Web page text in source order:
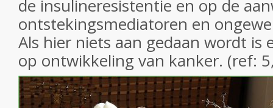
de insulineresistentie en op de
ontstekingsmediatoren en
Als hier niets aan gedaan wordt is
op ontwikkeling van kanker. (ref: